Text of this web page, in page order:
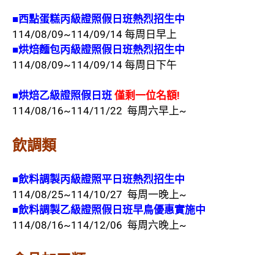
■西點蛋糕丙級證照假日班熱烈招生中
114/08/09~114/09/14 每周日早上
■烘焙麵包丙級證照假日班熱烈招生中
114/08/09~114/09/14 每周日下午
■烘焙乙級證照假日班 僅剩一位名額!
114/08/16~114/11/22 每周六早上~
飲調類
■飲料調製丙級證照平日班熱烈招生中
114/08/25~114/10/27 每周一晚上~
■飲料調製乙級證照假日班早鳥優惠實施中
114/08/16~114/12/06 每周六晚上~